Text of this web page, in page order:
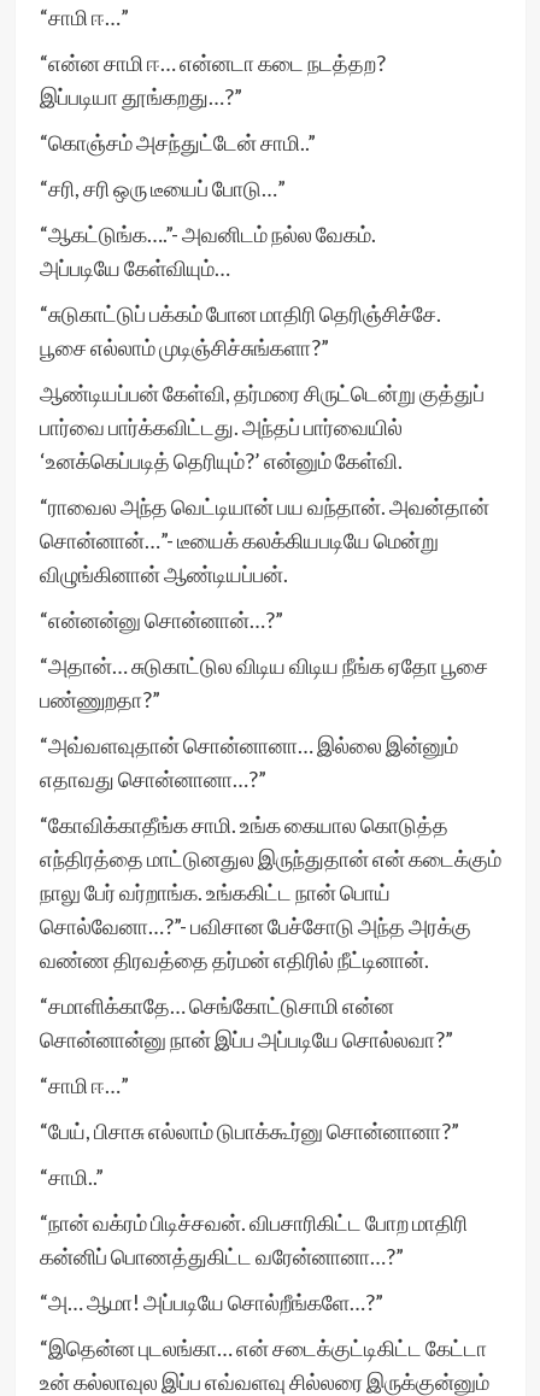
“சாமி ஈ…”
“என்ன சாமி ஈ… என்னடா கடை நடத்தற?
இப்படியா தூங்கறது…?”
“கொஞ்சம் அசந்துட்டேன் சாமி..”
“சரி, சரி ஒரு டீயைப் போடு…”
“ஆகட்டுங்க….”- அவனிடம் நல்ல வேகம்.
அப்படியே கேள்வியும்…
“சுடுகாட்டுப் பக்கம் போன மாதிரி தெரிஞ்சிச்சே.
பூசை எல்லாம் முடிஞ்சிச்சுங்களா?”
ஆண்டியப்பன் கேள்வி, தர்மரை சிருட்டென்று குத்துப்
பார்வை பார்க்கவிட்டது. அந்தப் பார்வையில்
‘உனக்கெப்படித் தெரியும்?’ என்னும் கேள்வி.
“ராவைல அந்த வெட்டியான் பய வந்தான். அவன்தான்
சொன்னான்…”- டீயைக் கலக்கியபடியே மென்று
விழுங்கினான் ஆண்டியப்பன்.
“என்னன்னு சொன்னான்…?”
“அதான்… சுடுகாட்டுல விடிய விடிய நீங்க ஏதோ பூசை
பண்ணுறதா?”
“அவ்வளவுதான் சொன்னானா… இல்லை இன்னும்
எதாவது சொன்னானா…?”
“கோவிக்காதீங்க சாமி. உங்க கையால கொடுத்த
எந்திரத்தை மாட்டுனதுல இருந்துதான் என் கடைக்கும்
நாலு பேர் வர்றாங்க. உங்ககிட்ட நான் பொய்
சொல்வேனா…?”- பவிசான பேச்சோடு அந்த அரக்கு
வண்ண திரவத்தை தர்மன் எதிரில் நீட்டினான்.
“சமாளிக்காதே… செங்கோட்டுசாமி என்ன
சொன்னான்னு நான் இப்ப அப்படியே சொல்லவா?”
“சாமி ஈ…”
“பேய், பிசாசு எல்லாம் டுபாக்கூர்னு சொன்னானா?”
“சாமி..”
“நான் வக்ரம் பிடிச்சவன். விபசாரிகிட்ட போற மாதிரி
கன்னிப் பொணத்துகிட்ட வரேன்னானா…?”
“அ… ஆமா! அப்படியே சொல்றீங்களே…?”
“இதென்ன புடலங்கா… என் சடைக்குட்டிகிட்ட கேட்டா
உன் கல்லாவுல இப்ப எவ்வளவு சில்லரை இருக்குன்னும்